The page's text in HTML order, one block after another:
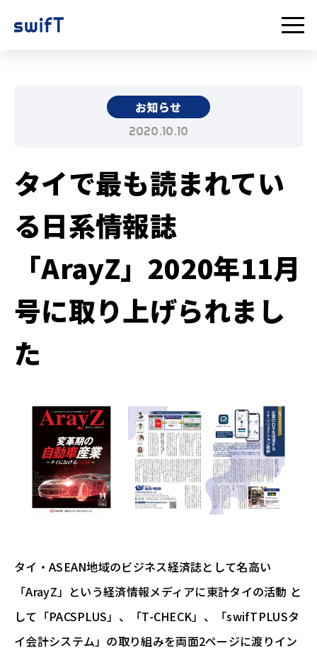
お知らせ
2020.10.10
タイで最も読まれてい
る日系情報誌
「ArayZ」2020年11月
号に取り上げられまし
た
タイ・ASEAN地域のビジネス経済誌として名高い
「ArayZ」という経済情報メディアに東計タイの活動 と
して「PACSPLUS」、「T-CHECK」、「swifTPLUSタ
イ会計システム」の取り組みを両面2ページに渡りイン